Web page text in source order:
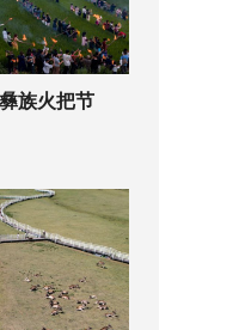
族火把节